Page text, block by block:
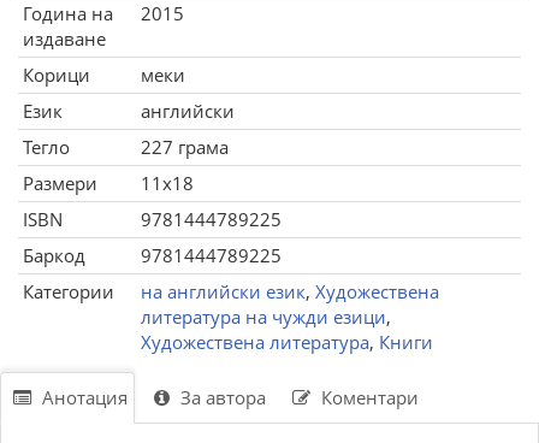
Година на
издаване
2015
Корици
меки
Език
английски
Тегло
227 грама
Размери
11x18
ISBN
9781444789225
Баркод
9781444789225
Категории
на английски език, Художествена
литература на чужди езици,
Художествена литература, Книги
Анотация За автора Коментари